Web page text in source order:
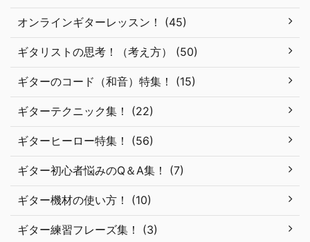
オンラインギターレッスン！ (45)
ギタリストの思考！（考え方） (50)
ギターのコード（和音）特集！ (15)
ギターテクニック集！ (22)
ギターヒーロー特集！ (56)
ギター初心者悩みのQ＆A集！ (7)
ギター機材の使い方！ (10)
ギター練習フレーズ集！ (3)